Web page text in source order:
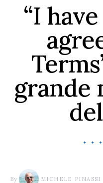
“I
grande
By MICHELE PINASSI